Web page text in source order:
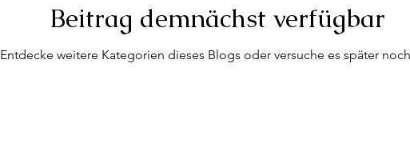
Beitrag demnächst verfügbar
Entdecke weitere Kategorien dieses Blogs oder versuche es später